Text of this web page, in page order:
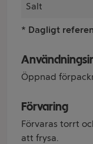
Salt
* Dagligt
Öppnad
Förvaring
Förvaras torrt
att frysa.